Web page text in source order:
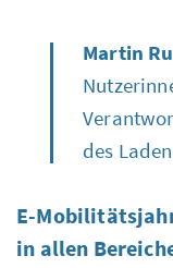
Martin
des
E-
in allen